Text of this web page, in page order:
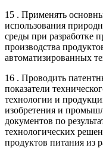
15 . Применять
использования
среды при разработке
производства
автоматизированных
16 . Проводить
показатели
технологии и
изобретения и
документов по
технологических
продуктов питания из